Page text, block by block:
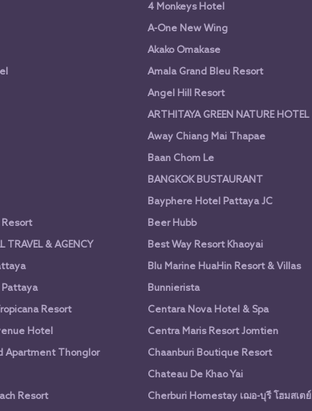
4 Monkeys Hotel
A-One New Wing
Akako Omakase
Amala Grand Bleu Resort
Angel Hill Resort
ARTHITAYA GREEN NATURE HOTEL
Away Chiang Mai Thapae
Baan Chom Le
BANGKOK BUSTAURANT
Bayphere Hotel Pattaya JC
Beer Hubb
TRAVEL & AGENCY Best Way Resort Khaoyai
Blu Marine HuaHin Resort & Villas
Pattaya Bunnierista
Resort Centara Nova Hotel & Spa
Hotel Centra Maris Resort Jomtien
Apartment Thonglor Chaanburi Boutique Resort
Chateau De Khao Yai
Resort Cherburi Homestay เฌอ-บุรี โฮมสเตย์